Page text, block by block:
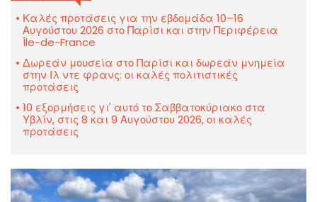
Καλές προτάσεις για την εβδομάδα 10–16
Αυγούστου 2026 στο Παρίσι και στην Περιφέρεια
Île-de-France
Δωρεάν μουσεία στο Παρίσι και δωρεάν μνημεία
στην Ιλ ντε φρανς: οι καλές πολιτιστικές
προτάσεις
10 εξορμήσεις γι' αυτό το Σαββατοκύριακο στα
Υβλίν, στις 8 και 9 Αυγούστου 2026, οι καλές
προτάσεις